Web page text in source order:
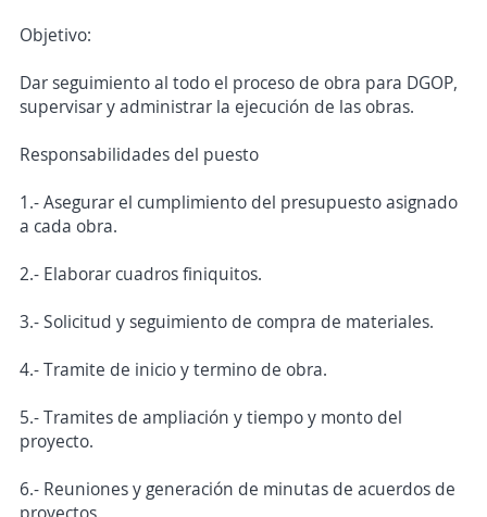
Objetivo:
Dar seguimiento al todo el proceso de obra para DGOP,
supervisar y administrar la ejecución de las obras.
Responsabilidades del puesto
1.- Asegurar el cumplimiento del presupuesto asignado
a cada obra.
2.- Elaborar cuadros finiquitos.
3.- Solicitud y seguimiento de compra de materiales.
4.- Tramite de inicio y termino de obra.
5.- Tramites de ampliación y tiempo y monto del
proyecto.
6.- Reuniones y generación de minutas de acuerdos de